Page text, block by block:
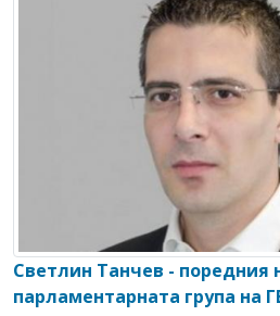
Светлин Танчев - поредния
парламентарната група на